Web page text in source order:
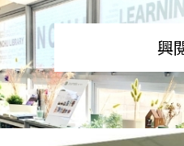
興